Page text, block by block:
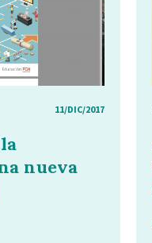
11/DIC/2017
nueva